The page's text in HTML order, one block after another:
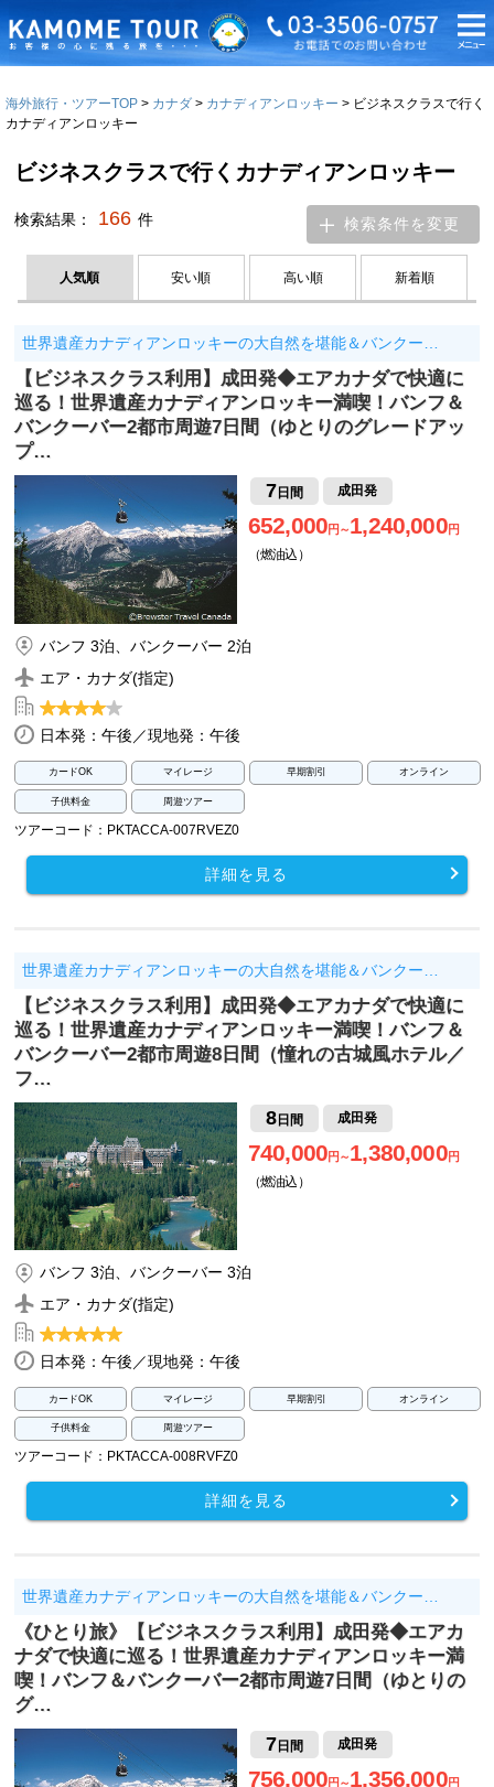
海外旅行・ツアーTOP カナダ カナディアンロッキー
ビジネスクラスで行く
カナディアンロッキー
ビジネスクラスで行くカナディアンロッキー
検索結果： 166 件 検索条件を変更
人気順 安い順 高い順 新着順
世界遺産カナディアンロッキーの大自然を堪能＆バンクー…
【ビジネスクラス利用】成田発◆エアカナダで快適に
巡る！世界遺産カナディアンロッキー満喫！バンフ＆
バンクーバー2都市周遊7日間（ゆとりのグレードアッ
プ…
7 日間 成田発
652,000円～1,240,000円
（燃油込）
バンフ 3泊、バンクーバー 2泊
エア・カナダ(指定)
日本発：午後／現地発：午後
カードOK マイレージ 早期割引 オンライン
子供料金 周遊ツアー
ツアーコード：PKTACCA-007RVEZ0
詳細を見る
世界遺産カナディアンロッキーの大自然を堪能＆バンクー…
【ビジネスクラス利用】成田発◆エアカナダで快適に
巡る！世界遺産カナディアンロッキー満喫！バンフ＆
バンクーバー2都市周遊8日間（憧れの古城風ホテル／
フ…
8日間 成田発
740,000円～1,380,000円
（燃油込）
バンフ 3泊、バンクーバー 3泊
エア・カナダ(指定)
日本発：午後／現地発：午後
カードOK マイレージ 早期割引 オンライン
子供料金 周遊ツアー
ツアーコード：PKTACCA-008RVFZ0
詳細を見る
世界遺産カナディアンロッキーの大自然を堪能＆バンクー…
《ひとり旅》【ビジネスクラス利用】成田発◆エアカ
ナダで快適に巡る！世界遺産カナディアンロッキー満
喫！バンフ＆バンクーバー2都市周遊7日間（ゆとりの
グ…
7 日間 成田発
756,000円～1,356,000円